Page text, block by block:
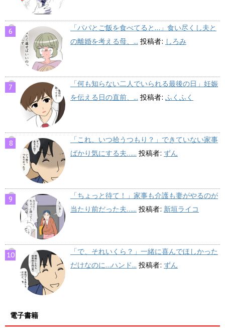
「パパとご飯を食べてると…」食い尽くし夫と
の離婚を考える母、... 投稿者: しろみ
「何も知らない二人でいられる最後の日」妊娠
を伝える日の直前、... 投稿者: ふくふく
「これ、いつ拾うつもり？」できていない家事
ばかり気にする夫…... 投稿者: ずん
「ちょっと待て！」家事も介護も妻がやるのが
当たり前だった夫…... 投稿者: 新垣ライコ
「で、それいくら？」一緒に喜んでほしかった
だけなのに…ハンド... 投稿者: ずん
電子書籍